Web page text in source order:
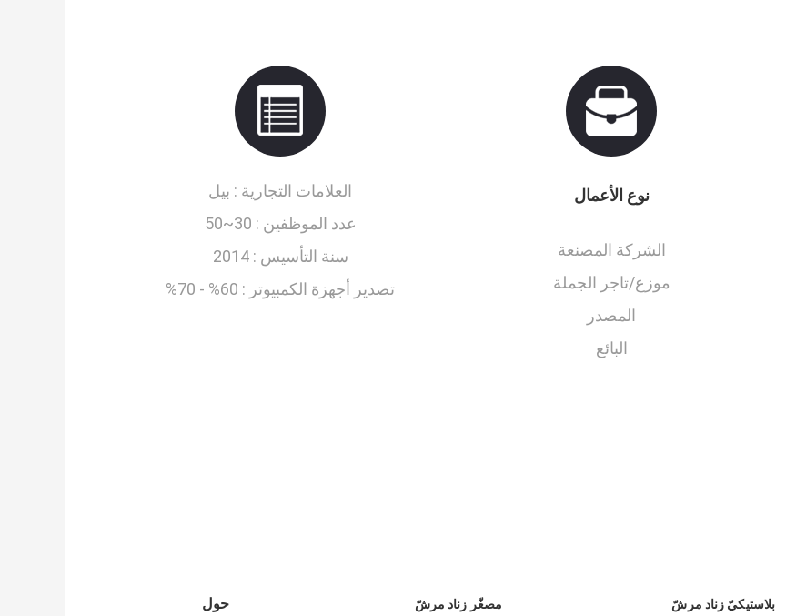
نوع الأعمال
الشركة المصنعة
موزع/تاجر الجملة
المصدر
البائع
العلامات التجارية : بيل
عدد الموظفين : 30~50
سنة التأسيس :2014
تصدير أجهزة الكمبيوتر : 60% - 70%
حول مصغّر زناد مرشّ بلاستيكيّ زناد مرشّ